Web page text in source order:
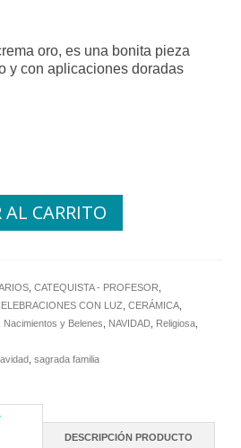
oro, es una bonita pieza
y con aplicaciones doradas
CARRITO
CATEQUISTA - PROFESOR
CON LUZ CERÁMICA
Nacimientos y Belenes NAVIDAD Religiosa
sagrada familia
DESCRIPCIÓN PRODUCTO